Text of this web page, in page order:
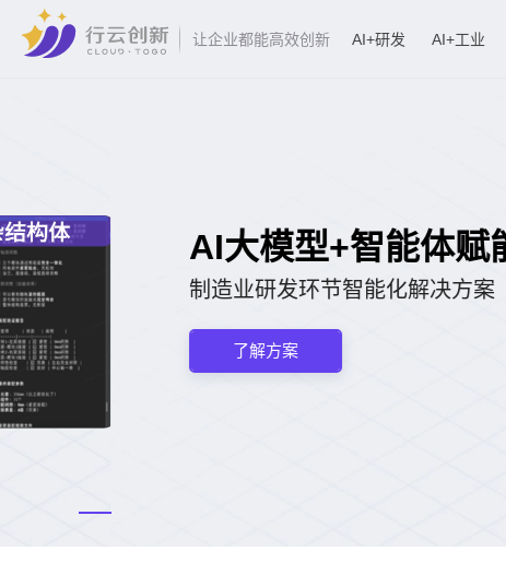
让企业都能高效创新 AI+研发 AI+工业
AI大模型+智能体赋能工业
制造业研发环节智能化解决方案